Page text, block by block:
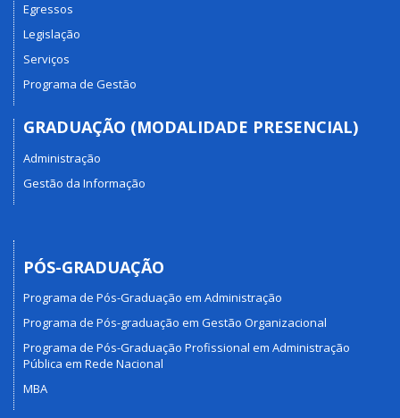
Egressos
Legislação
Serviços
Programa de Gestão
GRADUAÇÃO (MODALIDADE PRESENCIAL)
Administração
Gestão da Informação
PÓS-GRADUAÇÃO
Programa de Pós-Graduação em Administração
Programa de Pós-graduação em Gestão Organizacional
Programa de Pós-Graduação Profissional em Administração
Pública em Rede Nacional
MBA